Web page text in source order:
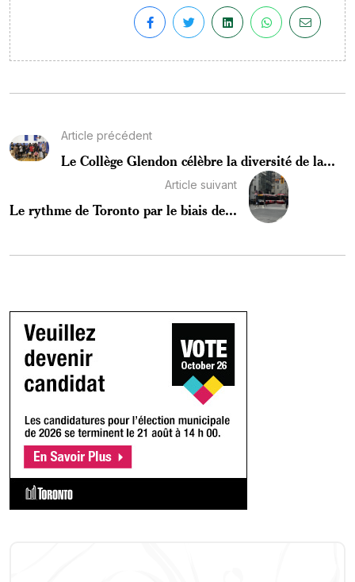
Article précédent
Le Collège Glendon célèbre la diversité de la...
Article suivant
Le rythme de Toronto par le biais de...